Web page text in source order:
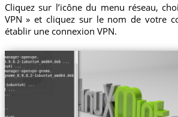
Cliquez sur l’icône du menu réseau,
VPN » et cliquez sur le nom de votre
établir une connexion VPN.